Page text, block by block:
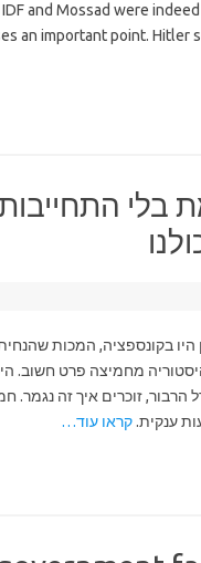
and Mossad were
an important point. Hitler
בקונספציה, המכות
מחמיצה פרט חשוב.
ענקית.קראו עוד…